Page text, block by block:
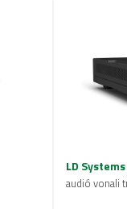
LD
audió vonali